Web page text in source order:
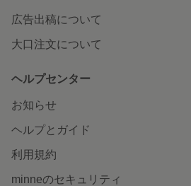
広告出稿について
大口注文について
ヘルプセンター
お知らせ
ヘルプとガイド
利用規約
minneのセキュリティ